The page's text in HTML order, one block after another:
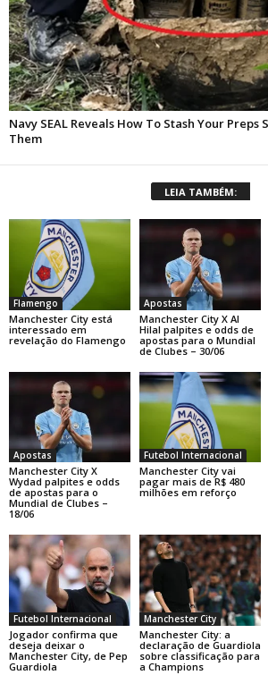
LEIA TAMBÉM:
Flamengo
Manchester City está
interessado em
revelação do Flamengo
Apostas
Manchester City X Al
Hilal palpites e odds de
apostas para o Mundial
de Clubes – 30/06
Apostas
Manchester City X
Wydad palpites e odds
de apostas para o
Mundial de Clubes –
18/06
Futebol Internacional
Manchester City vai
pagar mais de R$ 480
milhões em reforço
Futebol Internacional
Jogador confirma que
deseja deixar o
Manchester City, de Pep
Guardiola
Manchester City
Manchester City: a
declaração de Guardiola
sobre classificação para
a Champions